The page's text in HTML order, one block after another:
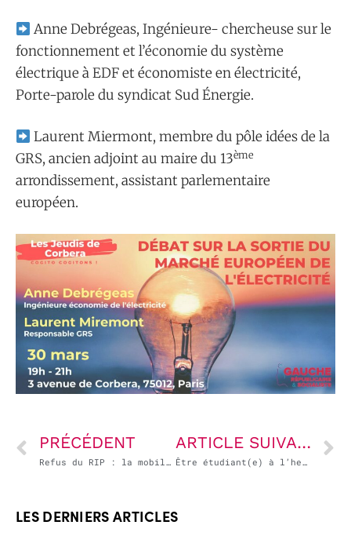
Anne Debrégeas, Ingénieure- chercheuse sur le
fonctionnement et l’économie du système
électrique à EDF et économiste en électricité,
Porte-parole du syndicat Sud Énergie.
Laurent Miermont, membre du pôle idées de la
GRS, ancien adjoint au maire du 13ème
arrondissement, assistant parlementaire
européen.
PRÉCÉDENT
Refus du RIP : la mobilisation continue !
ARTICLE SUIVANT
Être étudiant(e) à l’heure du Covid-19
LES DERNIERS ARTICLES